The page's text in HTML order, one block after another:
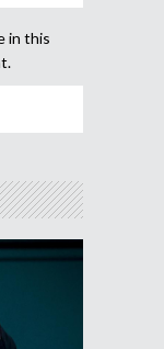
in this